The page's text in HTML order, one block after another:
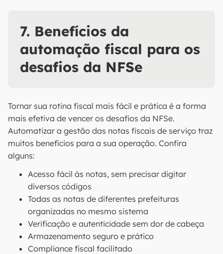
7. Benefícios da
automação fiscal para os
desafios da NFSe
Tornar sua rotina fiscal mais fácil e prática é a forma
mais efetiva de vencer os desafios da NFSe.
Automatizar a gestão das notas fiscais de serviço traz
muitos benefícios para a sua operação. Confira
alguns:
Acesso fácil às notas, sem precisar digitar
diversos códigos
Todas as notas de diferentes prefeituras
organizadas no mesmo sistema
Verificação e autenticidade sem dor de cabeça
Armazenamento seguro e prático
Compliance fiscal facilitado